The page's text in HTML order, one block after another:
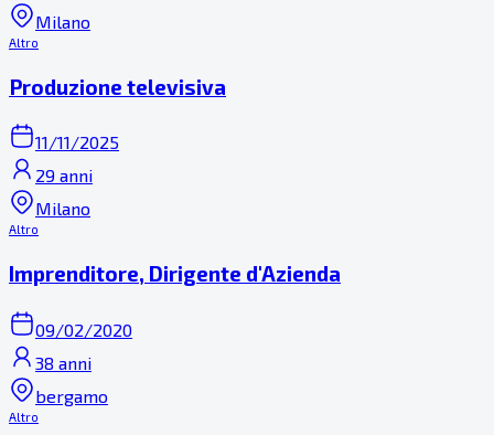
Milano
Altro
Produzione televisiva
11/11/2025
29 anni
Milano
Altro
Imprenditore, Dirigente d'Azienda
09/02/2020
38 anni
bergamo
Altro